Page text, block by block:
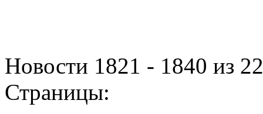
Новости 1821 - 1840 из
Страницы: